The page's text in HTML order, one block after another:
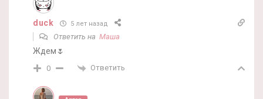
duck 5 лет назад
Ответить на Маша
Ждем🌷
0 Ответить